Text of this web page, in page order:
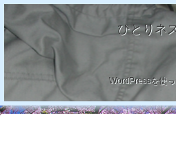
ひとりネ
WordPressを使